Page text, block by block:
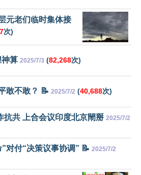
元老们临时集体接
次)
算 2025/7/3 (82,268次)
敢不敢？ 📝 2025/7/2 (40,688次)
抗共 上合会议印度北京閙掰 2025/7/2
对付“决策议事协调” 📝 2025/7/2